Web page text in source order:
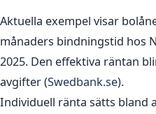
Aktuella exempel visar
månaders bindningstid hos
2025. Den effektiva räntan
avgifter (Swedbank.se).
Individuell ränta sätts bland